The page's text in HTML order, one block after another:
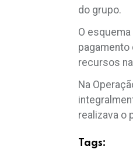
do grupo.
O
pagamento
recursos
Na
realizava o
Tags: